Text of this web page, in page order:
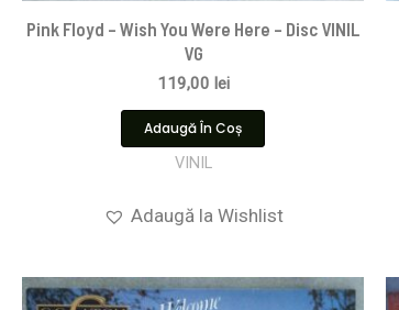
Pink Floyd ‎– Wish You Were Here – Disc VINIL
VG
119,00 lei
Adaugă În Coș
VINIL
Adaugă la Wishlist